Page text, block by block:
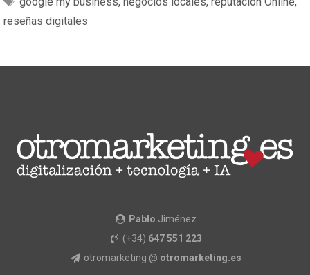
reseñas digitales
Pablo Jiménez
(+34) 647 551 223
otromarketing @ otromarketing.es